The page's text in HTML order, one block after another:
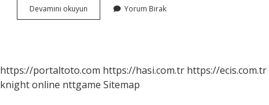
Devamını okuyun
Hangi
Yorum Bırak
https://portaltoto.com https://hasi.com.tr https://ecis.com.tr
knight online nttgame Sitemap